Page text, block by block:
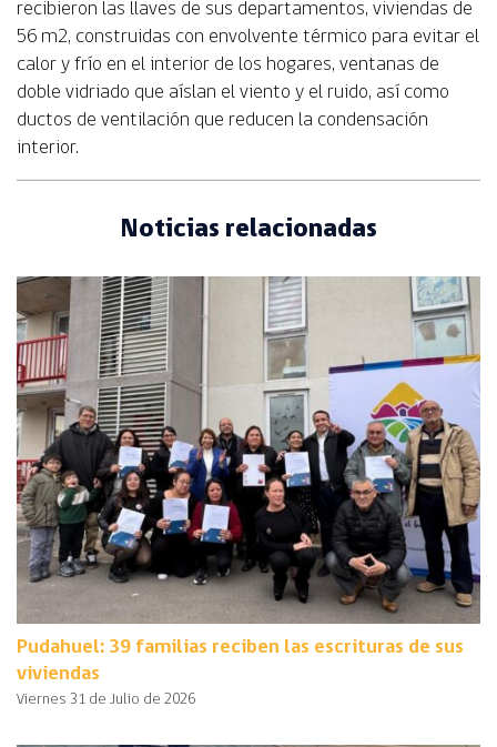
recibieron las llaves de sus departamentos, viviendas de
56 m2, construidas con envolvente térmico para evitar el
calor y frío en el interior de los hogares, ventanas de
doble vidriado que aíslan el viento y el ruido, así como
ductos de ventilación que reducen la condensación
interior.
Noticias relacionadas
Pudahuel: 39 familias reciben las escrituras de sus
viviendas
Viernes 31 de Julio de 2026